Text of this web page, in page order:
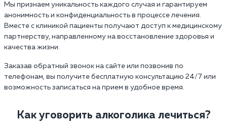
Мы признаем уникальность каждого случая и гарантируем
анонимность и конфиденциальность в процессе лечения.
Вместе с клиникой пациенты получают доступ к медицинскому
партнерству, направленному на восстановление здоровья и
качества жизни.
Заказав обратный звонок на сайте или позвонив по
телефонам, вы получите бесплатную консультацию 24/7 или
возможность записаться на прием в удобное время.
Как уговорить алкоголика лечиться?